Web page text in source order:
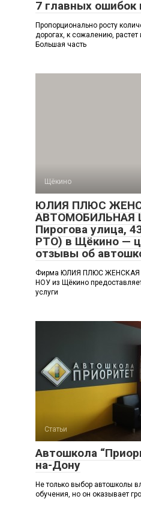
7 главных ошибок
Пропорционально росту
дорогах, к сожалению, растет
Большая часть
Щёкино
ЮЛИЯ ПЛЮС
АВТОМОБИЛЬНАЯ
Пирогова улица,
РТО) в Щёкино —
отзывы об
Фирма ЮЛИЯ ПЛЮС
НОУ из Щёкино
услуги
Статьи
Автошкола
на-Дону
Не только выбор автошколы
обучения, но он оказывает